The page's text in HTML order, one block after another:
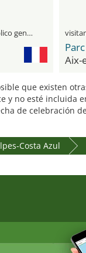
visitantes profesionales y público general
Aix-
que existen
y no esté
de celebración
Costa Azul